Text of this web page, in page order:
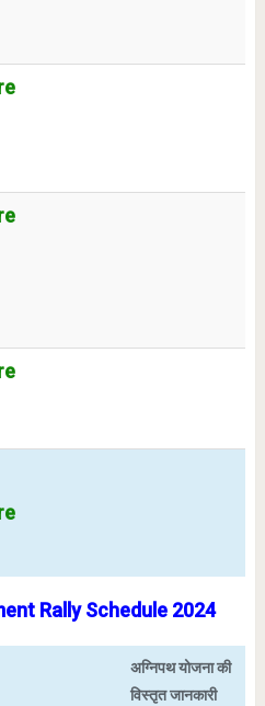
Rally Schedule 2024
अग्निपथ योजना की
विस्तृत जानकारी